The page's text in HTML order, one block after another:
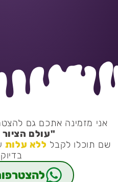
אני מזמינה אתכם גם
"עולם
שם תוכלו לקבל ללא עלות